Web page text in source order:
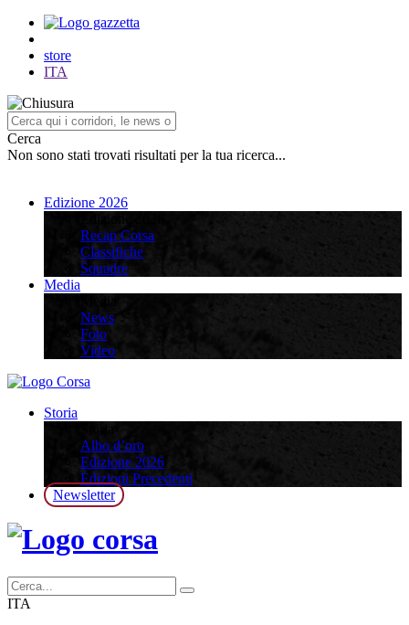
store
ITA
Cerca
Non sono stati trovati risultati per la tua ricerca...
Edizione 2026
Recap Corsa
Classifiche
Squadre
Media
News
Foto
Video
Storia
Albo d’oro
Edizione 2026
Edizioni Precedenti
Newsletter
ITA